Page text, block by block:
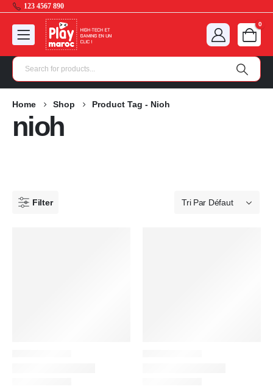
123 4567 890
0
Home Shop Product Tag - Nioh
nioh
Filter